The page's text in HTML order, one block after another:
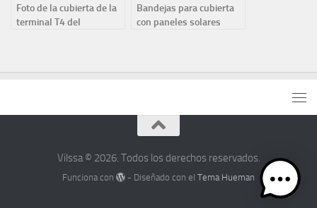
Foto de la cubierta de la
terminal T4 del
Bandejas para cubierta
con paneles solares
Vilssa © 2026. Todos los derechos reservados.
Funciona con - Diseñado con elTema Hueman